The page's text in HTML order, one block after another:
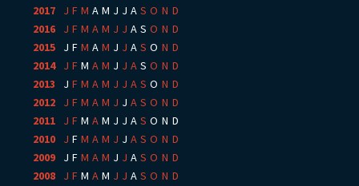
2017
J F M A M J J A S O N D
2016
J F M A M J J A S O N D
2015
J F M A M J J A S O N D
2014: J F M A M J J A S O N D
2013
J F M A M J J A S O N D
2012
J F M A M J J A S O N D
2011
J F M A M J J A S O N D
2010
J F M A M J J A S O N D
2009
J F M A M J J A S O N D
2008
J F M A M J J A S O N D